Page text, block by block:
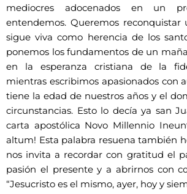
mediocres adocenados en un
entendemos. Queremos reconquistar
sigue viva como herencia de los
ponemos los fundamentos de un
en la esperanza cristiana de la
mientras escribimos apasionados con
tiene la edad de nuestros años y el
circunstancias. Esto lo decía ya san
carta apostólica Novo Millennio
altum! Esta palabra resuena también
nos invita a recordar con gratitud el
pasión el presente y a abrirnos con
“Jesucristo es el mismo, ayer, hoy y